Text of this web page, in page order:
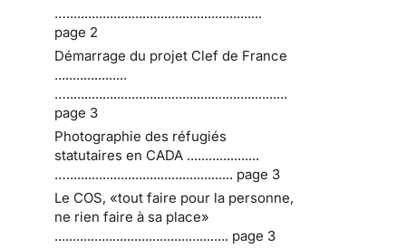
…......................................................
page 2
Démarrage du projet Clef de France
....................
….............................................................
page 3
Photographie des réfugiés
statutaires en CADA ....................
….............................................. page 3
Le COS, «tout faire pour la personne,
ne rien faire à sa place»
................................................ page 3